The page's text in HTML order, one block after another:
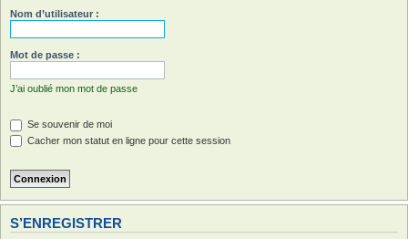
Nom d’utilisateur :
Mot de passe :
J’ai oublié mon mot de passe
Se souvenir de moi
Cacher mon statut en ligne pour cette session
S’ENREGISTRER